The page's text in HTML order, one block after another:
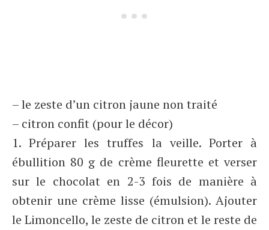
– le zeste d’un citron jaune non traité
– citron confit (pour le décor)
1. Préparer les truffes la veille. Porter à
ébullition 80 g de crème fleurette et verser
sur le chocolat en 2-3 fois de manière à
obtenir une crème lisse (émulsion). Ajouter
le Limoncello, le zeste de citron et le reste de